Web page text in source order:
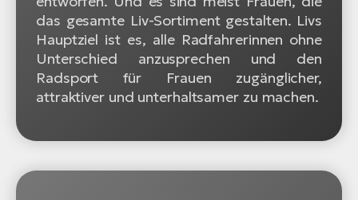
das gesamte Liv-Sortiment gestalten. Livs
Hauptziel ist es, alle Radfahrerinnen ohne
Unterschied anzusprechen und den
Radsport für Frauen zugänglicher,
attraktiver und unterhaltsamer zu machen.